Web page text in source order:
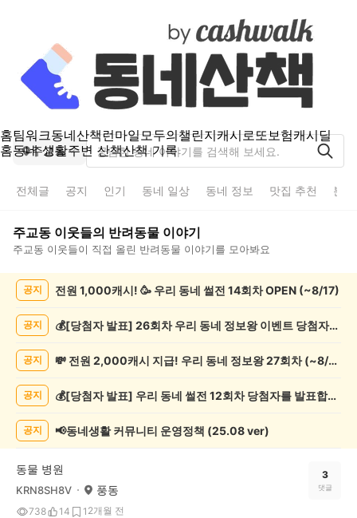
홈팀워크동네산책런마일모두의챌린지캐시로또보험캐시딜
홈동네 생활주변 산책산책 기록
주교동
전체글 공지 인기 동네 일상 동네 정보 맛집 추천 분
주교동 이웃들의 반려동물 이야기
주교동 이웃들이 직접 올린 반려동물 이야기를 모아봐요
록
공지 전원 1,000캐시! 🥳 우리 동네 썰전 14회차 OPEN (~8/17)
공지 💰[당첨자 발표] 26회차 우리 동네 정보왕 이벤트 당첨자를 발표합니다!
공지 💸 전원 2,000캐시 지급! 우리 동네 정보왕 27회차 (~8/10)
공지 💰[당첨자 발표] 우리 동네 썰전 12회차 당첨자를 발표합니다!
공지 📢동네생활 커뮤니티 운영정책 (25.08 ver)
동물 병원
KRN8SH8V 풍동
738 14 1 2개월 전
3
댓글